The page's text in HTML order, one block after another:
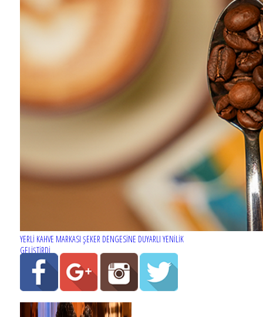
YERLİ KAHVE MARKASI ŞEKER DENGESİNE DUYARLI YENİLİK
GELİŞTİRDİ